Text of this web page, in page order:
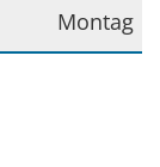
Montag